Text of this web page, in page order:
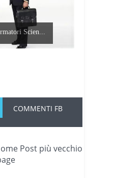
Scien...
COMMENTI FB
Post più vecchio